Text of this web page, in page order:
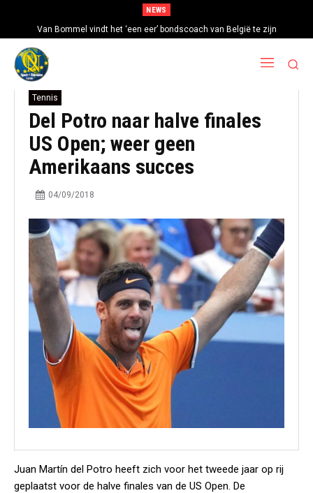
NEWS
Van Bommel vindt het ‘een eer’ bondscoach van België te zijn
Tennis
Del Potro naar halve finales
US Open; weer geen
Amerikaans succes
04/09/2018
Juan Martín del Potro heeft zich voor het tweede jaar op rij
geplaatst voor de halve finales van de US Open. De